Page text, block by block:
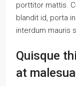
porttitor mattis.
blandit id, porta
interdum mauris
Quisque
at